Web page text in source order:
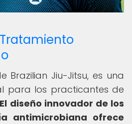
Brazilian Jiu-Jitsu, es una
para los practicantes de
El diseño innovador de los
antimicrobiana ofrece